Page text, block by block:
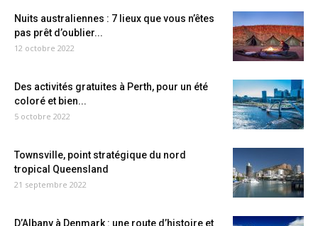
Nuits australiennes : 7 lieux que vous n’êtes
pas prêt d’oublier...
12 octobre 2022
Des activités gratuites à Perth, pour un été
coloré et bien...
5 octobre 2022
Townsville, point stratégique du nord
tropical Queensland
21 septembre 2022
D’Albany à Denmark : une route d’histoire et